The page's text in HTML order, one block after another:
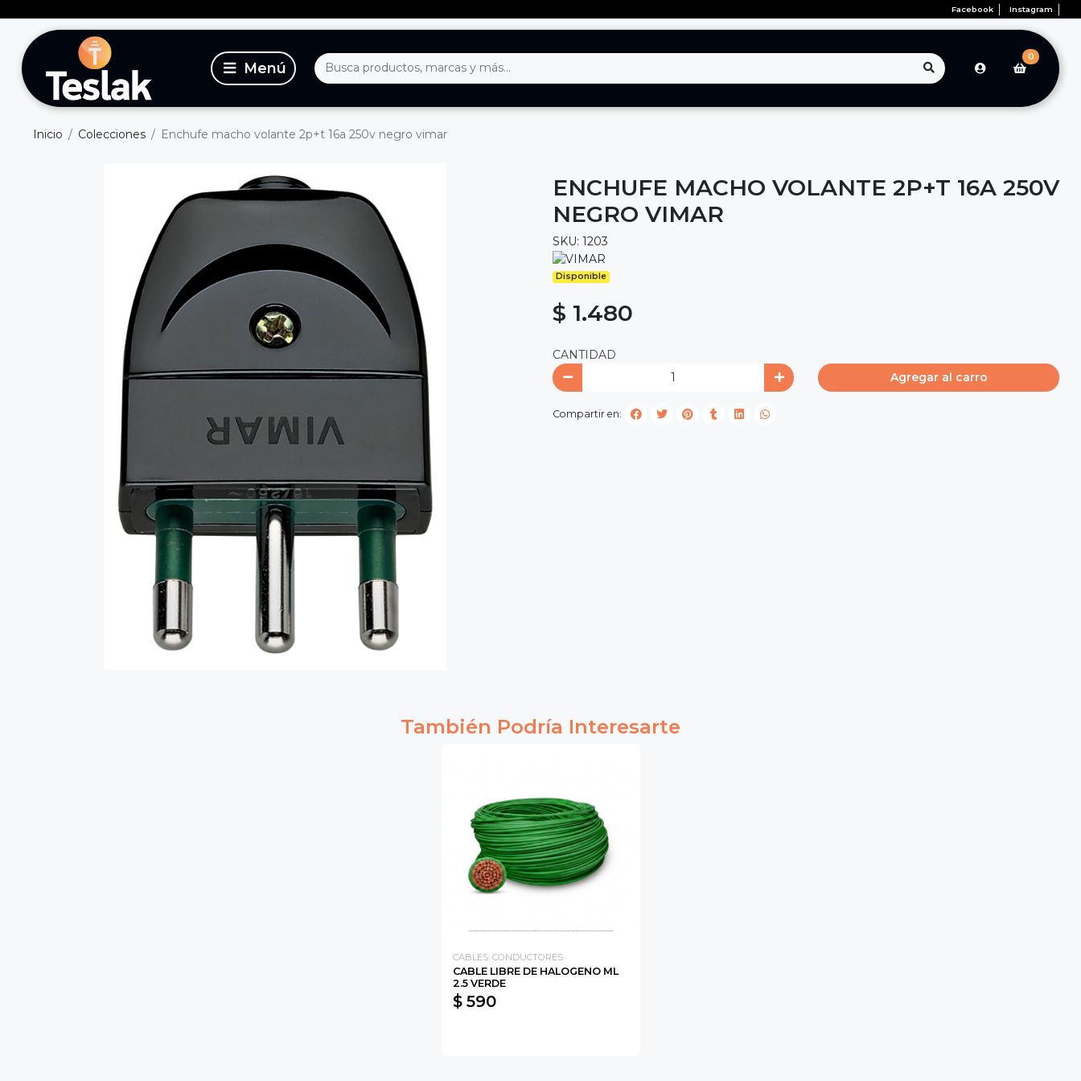
Facebook Instagram
0
Inicio Colecciones Enchufe macho volante 2p+t 16a 250v negro vimar
ENCHUFE MACHO VOLANTE 2P+T 16A 250V
NEGRO VIMAR
SKU: 1203
Disponible
$ 1.480
CANTIDAD
Agregar al carro
Compartir en:
También Podría Interesarte
CABLES. CONDUCTORES
CABLE LIBRE DE HALOGENO ML
2.5 VERDE
$ 590